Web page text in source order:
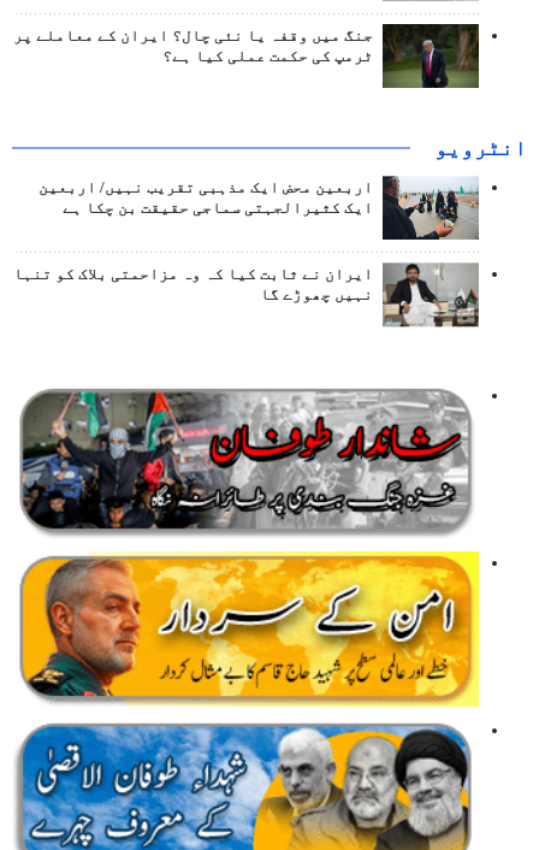
جنگ میں وقفہ یا نئی چال؟ ایران کے معاملے پر
ٹرمپ کی حکمت عملی کیا ہے؟
انٹرويو
اربعین محض ایک مذہبی تقریب نہیں/ اربعین
ایک کثیرالجہتی سماجی حقیقت بن چکا ہے
ایران نے ثابت کیا کہ وہ مزاحمتی بلاک کو تنہا
نہیں چھوڑے گا